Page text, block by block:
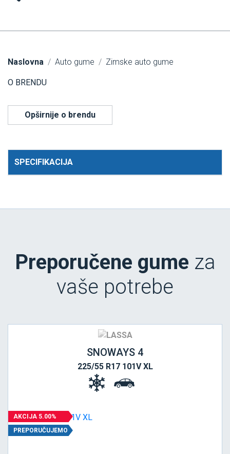
Naslovna Auto gume Zimske auto gume
O BRENDU
Opširnije o brendu
SPECIFIKACIJA
Preporučene gume za
vaše potrebe
SNOWAYS 4
225/55 R17 101V XL
AKCIJA 5.00%
PREPORUČUJEMO